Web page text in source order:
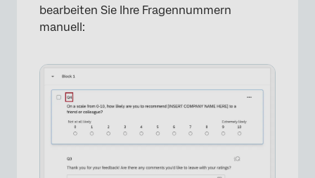
bearbeiten Sie Ihre Fragennummern
manuell: